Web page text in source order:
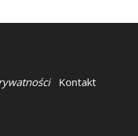
Kontakt